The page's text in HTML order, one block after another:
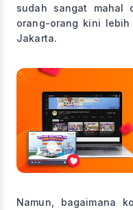
sudah sangat mahal
orang-orang kini
Jakarta.
Namun, bagaimana